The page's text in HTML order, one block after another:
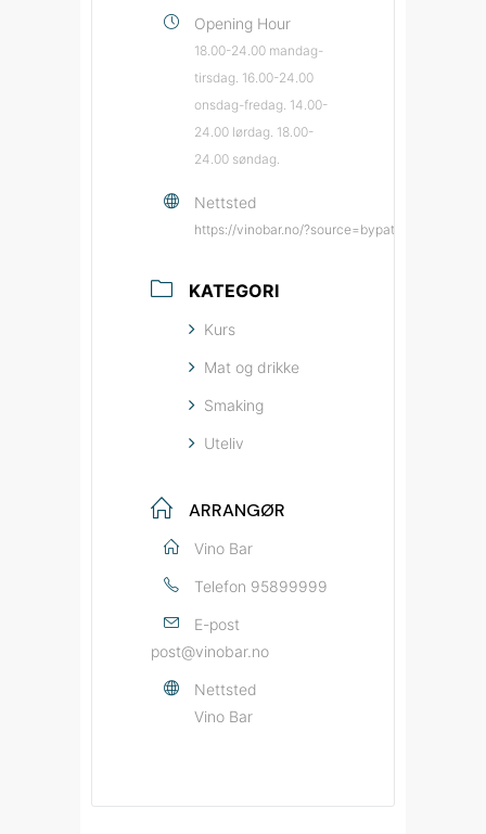
Opening Hour
18.00-24.00 mandag-
tirsdag. 16.00-24.00
onsdag-fredag. 14.00-
24.00 lørdag. 18.00-
24.00 søndag.
Nettsted
https://vinobar.no/
KATEGORI
Kurs
Mat og drikke
Smaking
Uteliv
ARRANGØR
Vino Bar
Telefon 95899999
E-post
post@vinobar.no
Nettsted
Vino Bar